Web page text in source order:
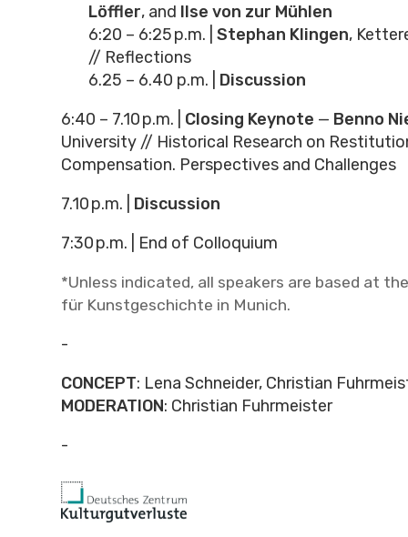
Löffler, and Ilse von zur Mühlen
6:20 – 6:25 p.m. | Stephan Klingen,
// Reflections
6.25 – 6.40 p.m. |
Discussion
6:40 – 7.10 p.m.
Closing Keynote — Benno
University // Historical Research on
Compensation. Perspectives and Challenges
7.10 p.m.
Discussion
7:30 p.m. | End of Colloquium
*Unless indicated, all speakers are based at
für Kunstgeschichte in Munich.
-
CONCEPT: Lena Schneider, Christian
MODERATION: Christian Fuhrmeister
-